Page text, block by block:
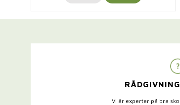
Vi är experter på bra